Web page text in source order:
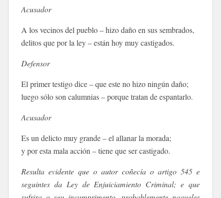
Acusador
A los vecinos del pueblo – hizo daño en sus sembrados,
delitos que por la ley – están hoy muy castigados.
Defensor
El primer testigo dice – que este no hizo ningún daño;
luego sólo son calumnias – porque tratan de espantarlo.
Acusador
Es un delicto muy grande – el allanar la morada;
y por esta mala acción – tiene que ser castigado.
Resulta evidente que o autor coñecía o artigo 545 e
seguintes da Ley de Enjuiciamiento Criminal; e que